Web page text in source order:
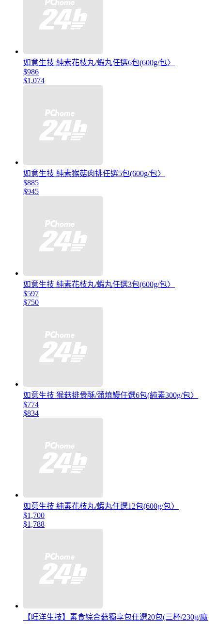
如意生技 純素花枝丸/蝦丸任選6包(600g/包〉
$986
$1,074
如意生技 純素猴菇肉排任選5包(600g/包〉
$885
$945
如意生技 純素花枝丸/蝦丸任選3包(600g/包〉
$597
$750
如意生技 猴菇排骨酥/蒲燒鰻任選6包(純素300g/包〉
$774
$834
如意生技 純素花枝丸/蝦丸任選12包(600g/包〉
$1,700
$1,788
【旺洋生技】素食綜合菇獨享包任選20包(三杯/230g/麻